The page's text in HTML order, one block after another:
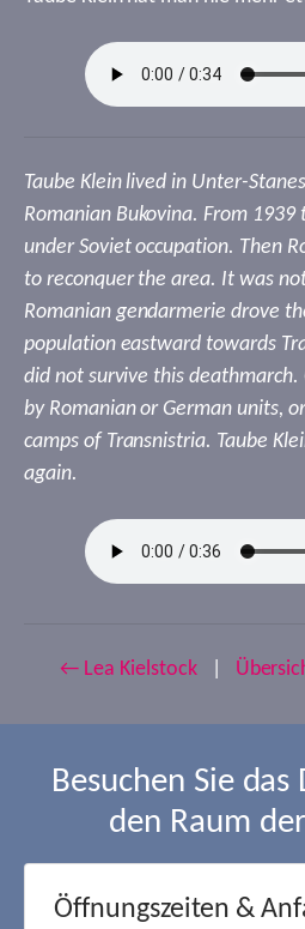
Taube Klein lived in Unter-
Romanian Bukovina. From 1939
under Soviet occupation. Then
to reconquer the area. It was
Romanian gendarmerie drove
population eastward towards
did not survive this
by Romanian or German units,
camps of Transnistria. Taube
again.
← Lea Kielstock
Besuchen Sie
den Raum
Öffnungszeiten &